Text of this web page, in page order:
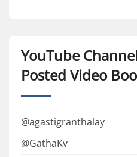
YouTube
Posted Video
@agastigranthalay
@GathaKv